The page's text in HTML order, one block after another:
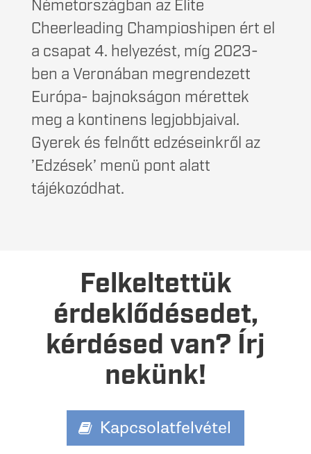
Németországban az Elite
Cheerleading Champioshipen ért el
a csapat 4. helyezést, míg 2023-
ben a Veronában megrendezett
Európa- bajnokságon mérettek
meg a kontinens legjobbjaival.
Gyerek és felnőtt edzéseinkről az
’Edzések’ menü pont alatt
tájékozódhat.
Felkeltettük
érdeklődésedet,
kérdésed van? Írj
nekünk!
Kapcsolatfelvétel